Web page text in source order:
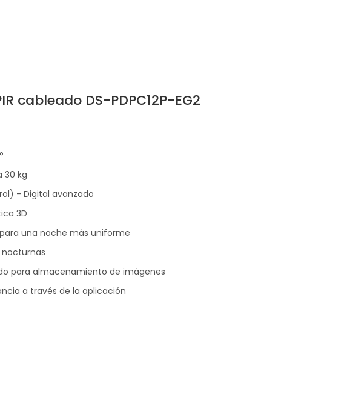
cableado DS-PDPC12P-EG2
30 kg
- Digital avanzado
3D
una noche más uniforme
para almacenamiento de imágenes
a través de la aplicación